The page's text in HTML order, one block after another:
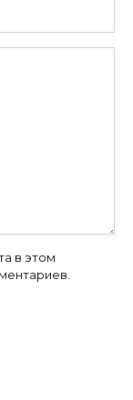
в этом